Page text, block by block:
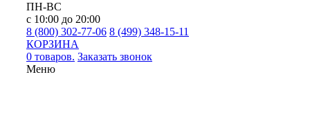
ПН-ВС
с 10:00 до 20:00
8 (800) 302-77-06 8 (499) 348-15-11
КОРЗИНА
0 товаров. Заказать звонок
Меню